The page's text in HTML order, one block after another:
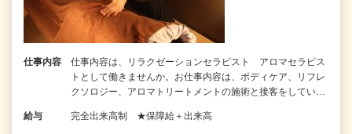
仕事内容
仕事内容は、リラクゼーションセラピスト アロマセラピス
トとして働きませんか。お仕事内容は、ボディケア、リフレ
クソロジー、アロマトリートメントの施術と接客をしてい…
給与 完全出来高制 ★保障給＋出来高